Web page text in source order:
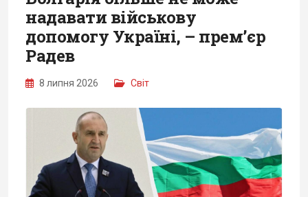
надавати військову
допомогу Україні, – прем’єр
Радев
8 липня 2026 Світ